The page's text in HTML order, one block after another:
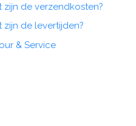
zijn de verzendkosten?
zijn de levertijden?
& Service